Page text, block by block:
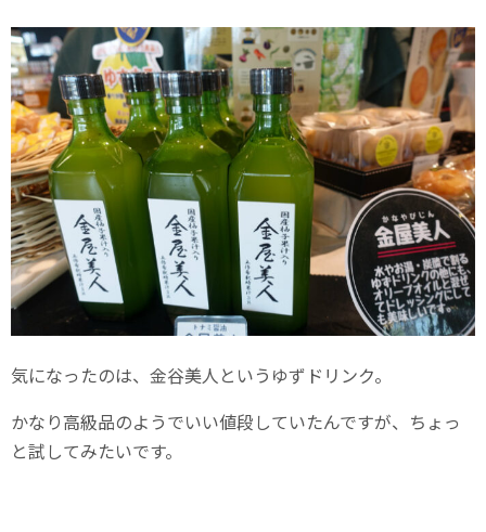
気になったのは、金谷美人というゆずドリンク。
かなり高級品のようでいい値段していたんですが、ちょっ
と試してみたいです。